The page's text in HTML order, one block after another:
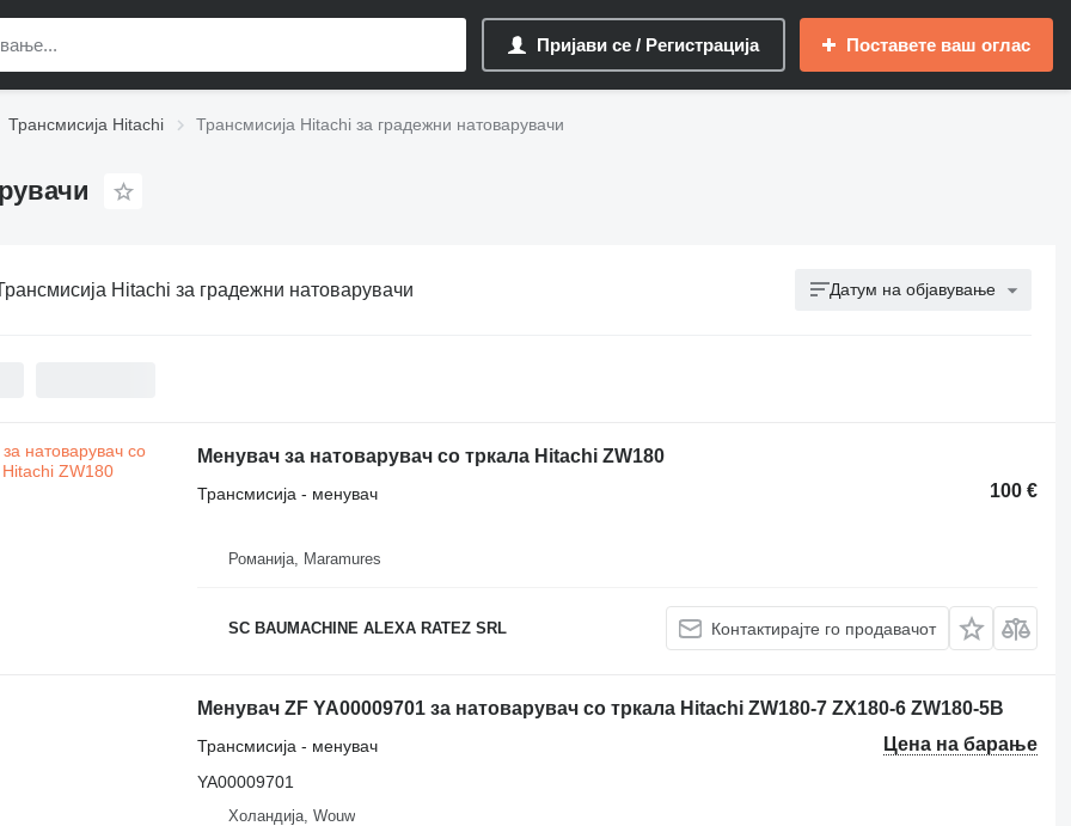
Пријави се / Регистрација Поставете ваш оглас
Трансмисија Hitachi Трансмисија Hitachi за градежни натоварувачи
Hitachi за градежни натоварувачи Датум на објавување
Менувач за натоварувач со тркала Hitachi ZW180
100 €
Трансмисија - менувач
Романија, Maramures
SC BAUMACHINE ALEXA RATEZ SRL Контактирајте го продавачот
Менувач ZF YA00009701 за натоварувач со тркала Hitachi ZW180-7 ZX180-6 ZW180-5B
Цена на барање
Трансмисија - менувач
YA00009701
Холандија, Wouw